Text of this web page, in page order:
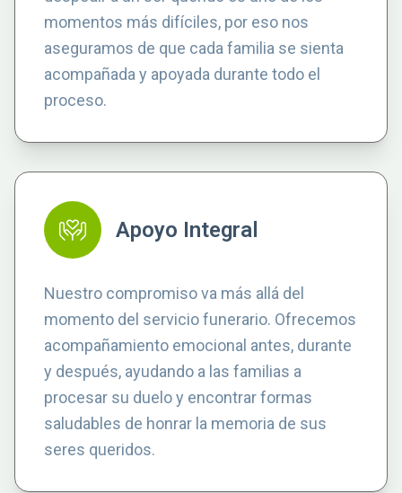
momentos más difíciles, por eso nos
aseguramos de que cada familia se sienta
acompañada y apoyada durante todo el
proceso.
Apoyo Integral
Nuestro compromiso va más allá del
momento del servicio funerario. Ofrecemos
acompañamiento emocional antes, durante
y después, ayudando a las familias a
procesar su duelo y encontrar formas
saludables de honrar la memoria de sus
seres queridos.